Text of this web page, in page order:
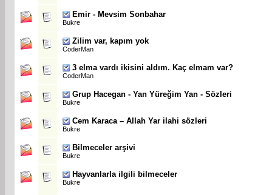
Emir - Mevsim Sonbahar
Bukre
Zilim var, kapım yok
CoderMan
3 elma vardı ikisini aldım. Kaç elmam var?
CoderMan
Grup Hacegan - Yan Yüreğim Yan - Sözleri
Bukre
Cem Karaca – Allah Yar ilahi sözleri
Bukre
Bilmeceler arşivi
Bukre
Hayvanlarla ilgili bilmeceler
Bukre